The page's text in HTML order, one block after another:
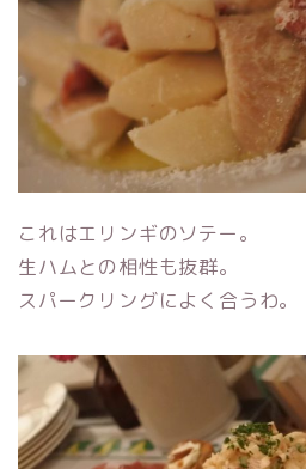
これはエリンギのソテー。
生ハムとの相性も抜群。
スパークリングによく合うわ。